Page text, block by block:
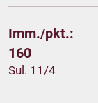
Imm./pkt.:
160
Sul. 11/4